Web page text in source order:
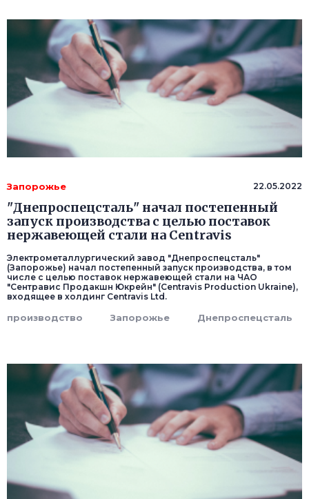
Запорожье 22.05.2022
"Днепроспецсталь" начал постепенный
запуск производства с целью поставок
нержавеющей стали на Centravis
Электрометаллургический завод "Днепроспецсталь"
(Запорожье) начал постепенный запуск производства, в том
числе с целью поставок нержавеющей стали на ЧАО
"Сентравис Продакшн Юкрейн" (Centravis Production Ukraine),
входящее в холдинг Centravis Ltd.
производство Запорожье Днепроспецсталь